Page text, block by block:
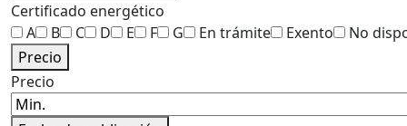
Certificado energético
A
B C D E F G En trámite Exento
No
Precio
Precio